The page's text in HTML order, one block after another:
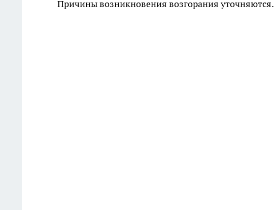
Причины возникновения возгорания уточняются.